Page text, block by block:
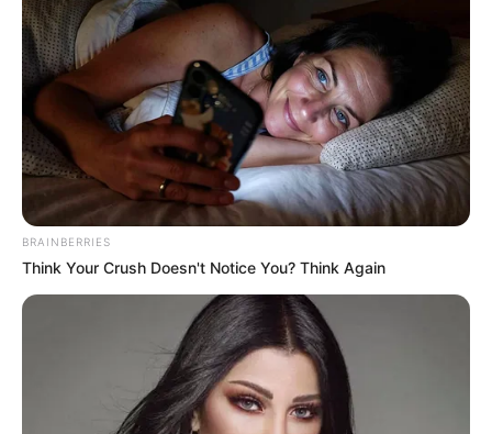
BRAINBERRIES
Think Your Crush Doesn't Notice You? Think Again